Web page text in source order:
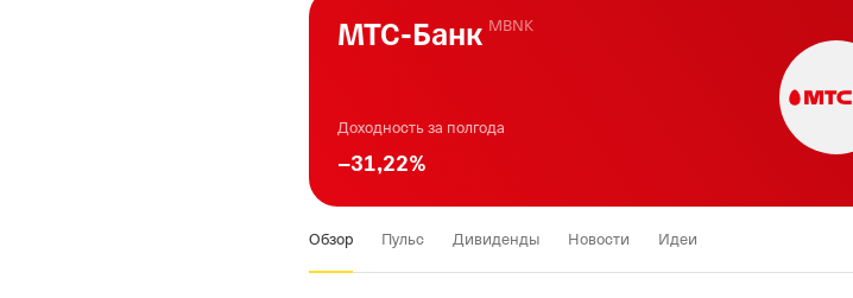
МТС-Банк MBNK
Доходность за полгода
−31,22%
Обзор Пульс Дивиденды Новости Идеи